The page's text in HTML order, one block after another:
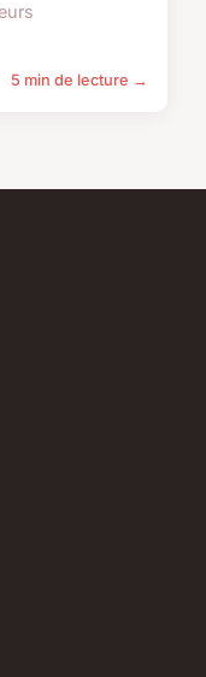
5 min de lecture →